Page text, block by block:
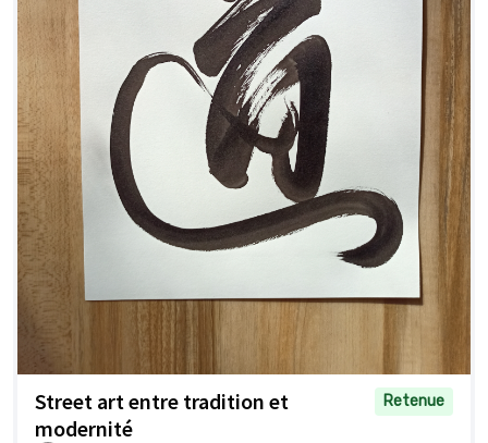
Street art entre tradition et
modernité
Retenue